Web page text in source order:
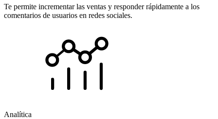
Te permite incrementar las ventas y responder rápidamente a los
comentarios de usuarios en redes sociales.
Analítica